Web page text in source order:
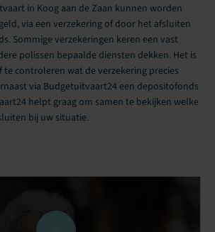
in Koog aan de Zaan kunnen worden
via een verzekering of door het afsluiten
Sommige verzekeringen keren een vast
polissen bepaalde diensten dekken. Het is
controleren wat de verzekering precies
via Budgetuitvaart24 een depositofonds
helpt graag om samen te bekijken welke
bij uw situatie.